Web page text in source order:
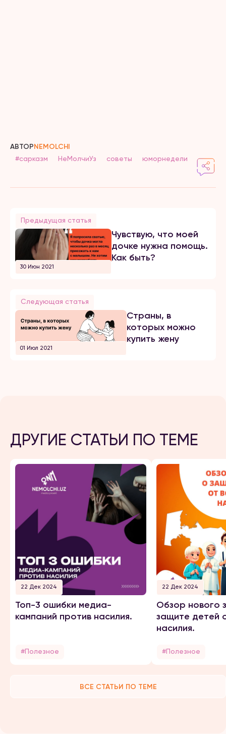
АВТОРNEMOLCHI
#сарказм НеМолчиУз советы юморнедели
Предыдущая статья
30 Июн 2021
Чувствую, что моей
дочке нужна помощь.
Как быть?
Следующая статья
01 Июл 2021
Страны, в
которых можно
купить жену
ДРУГИЕ СТАТЬИ ПО ТЕМЕ
22 Дек 2024
Топ-3 ошибки медиа-
кампаний против насилия.
#Полезное
22 Дек 2024
Обзор нового
защите детей
насилия.
#Полезное
ВСЕ СТАТЬИ ПО ТЕМЕ